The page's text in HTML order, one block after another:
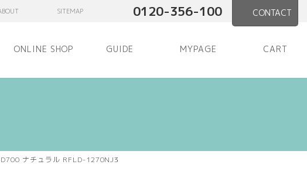
SITEMAP 0120-356-100 CONTACT
ONLINE SHOP GUIDE MYPAGE CART
ナチュラル RFLD-1270NJ3